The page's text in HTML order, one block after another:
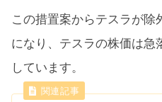
この措置案からテスラが
になり、テスラの株価は急
しています。